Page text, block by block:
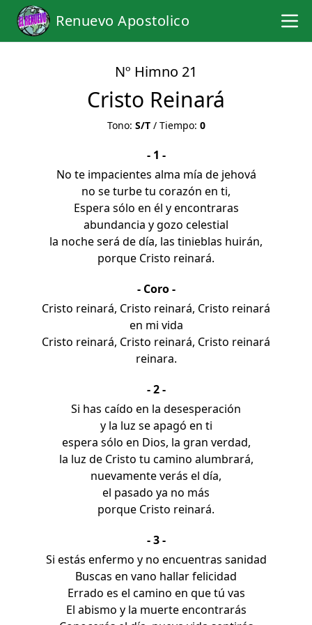
Renuevo Apostolico
Nº Himno 21
Cristo Reinará
Tono: S/T/ Tiempo: 0
- 1 -
No te impacientes alma mía de jehová
no se turbe tu corazón en ti,
Espera sólo en él y encontraras
abundancia y gozo celestial
la noche será de día, las tinieblas huirán,
porque Cristo reinará.
- Coro -
Cristo reinará, Cristo reinará, Cristo reinará
en mi vida
Cristo reinará, Cristo reinará, Cristo reinará
reinara.
- 2 -
Si has caído en la desesperación
y la luz se apagó en ti
espera sólo en Dios, la gran verdad,
la luz de Cristo tu camino alumbrará,
nuevamente verás el día,
el pasado ya no más
porque Cristo reinará.
- 3 -
Si estás enfermo y no encuentras sanidad
Buscas en vano hallar felicidad
Errado es el camino en que tú vas
El abismo y la muerte encontrarás